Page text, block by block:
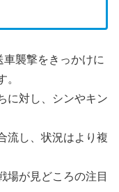
襲撃をきっかけに
。
に対し、シンやキン
流し、状況はより複
場が見どころの注目